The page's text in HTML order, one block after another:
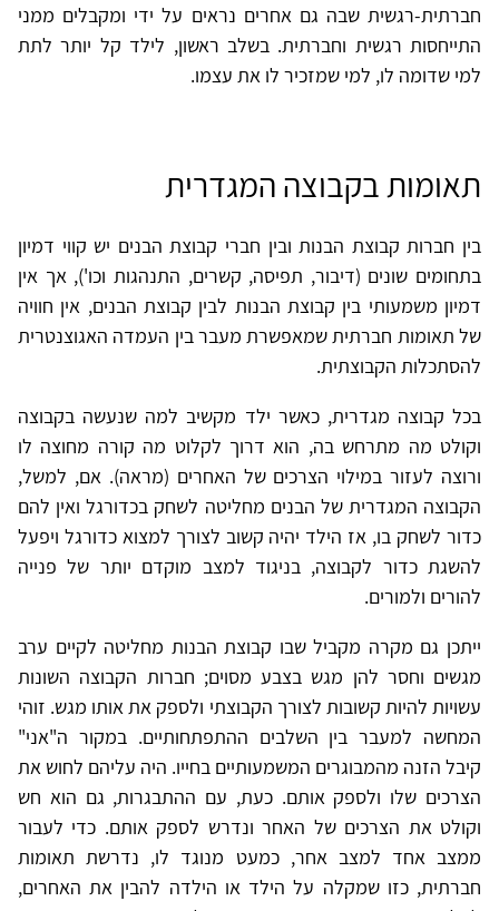
חברתית-רגשית שבה גם אחרים נראים על ידי ומקבלים ממני
התייחסות רגשית וחברתית. בשלב ראשון, לילד קל יותר לתת
למי שדומה לו, למי שמזכיר לו את עצמו.
תאומות בקבוצה המגדרית
בין חברות קבוצת הבנות ובין חברי קבוצת הבנים יש קווי דמיון
בתחומים שונים (דיבור, תפיסה, קשרים, התנהגות וכו'), אך אין
דמיון משמעותי בין קבוצת הבנות לבין קבוצת הבנים, אין חוויה
של תאומות חברתית שמאפשרת מעבר בין העמדה האגוצנטרית
להסתכלות הקבוצתית.
בכל קבוצה מגדרית, כאשר ילד מקשיב למה שנעשה בקבוצה
וקולט מה מתרחש בה, הוא דרוך לקלוט מה קורה מחוצה לו
ורוצה לעזור במילוי הצרכים של האחרים (מראה). אם, למשל,
הקבוצה המגדרית של הבנים מחליטה לשחק בכדורגל ואין להם
כדור לשחק בו, אז הילד יהיה קשוב לצורך למצוא כדורגל ויפעל
להשגת כדור לקבוצה, בניגוד למצב מוקדם יותר של פנייה
להורים ולמורים.
ייתכן גם מקרה מקביל שבו קבוצת הבנות מחליטה לקיים ערב
מגשים וחסר להן מגש בצבע מסוים; חברות הקבוצה השונות
עשויות להיות קשובות לצורך הקבוצתי ולספק את אותו מגש. זוהי
המחשה למעבר בין השלבים ההתפתחותיים. במקור ה"אני"
קיבל הזנה מהמבוגרים המשמעותיים בחייו. היה עליהם לחוש את
הצרכים שלו ולספק אותם. כעת, עם ההתבגרות, גם הוא חש
וקולט את הצרכים של האחר ונדרש לספק אותם. כדי לעבור
ממצב אחד למצב אחר, כמעט מנוגד לו, נדרשת תאומות
חברתית, כזו שמקלה על הילד או הילדה להבין את האחרים,